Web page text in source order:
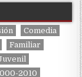
Comedia
Familiar
2010